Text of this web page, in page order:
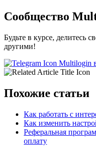
Сообщество
Будьте в курсе, делитесь
другими!
Multilogin
Похожие статьи
Как работать с
Как изменить
Реферальная
оплату